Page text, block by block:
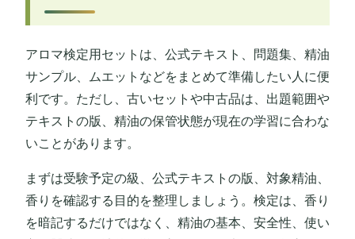
アロマ検定用セットは、公式テキスト、問題集、精油
サンプル、ムエットなどをまとめて準備したい人に便
利です。ただし、古いセットや中古品は、出題範囲や
テキストの版、精油の保管状態が現在の学習に合わな
いことがあります。
まずは受験予定の級、公式テキストの版、対象精油、
香りを確認する目的を整理しましょう。検定は、香り
を暗記するだけではなく、精油の基本、安全性、使い